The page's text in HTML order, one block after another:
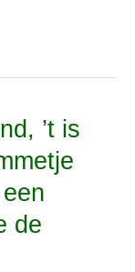
’t is
de